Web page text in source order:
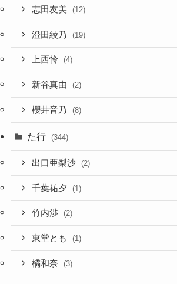
志田友美 (12)
澄田綾乃 (19)
上西怜 (4)
新谷真由 (2)
櫻井音乃 (8)
た行 (344)
出口亜梨沙 (2)
千葉祐夕 (1)
竹内渉 (2)
東堂とも (1)
橘和奈 (3)